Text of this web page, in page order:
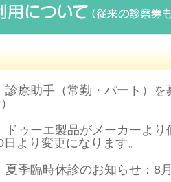
診療助手（常勤・パート）を
ドゥーエ製品がメーカーよ
より変更になります。
夏季臨時休診のお知らせ：8